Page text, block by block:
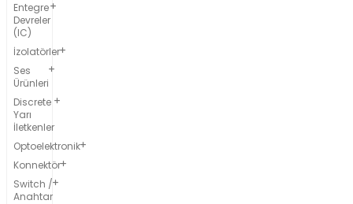
Entegre
Devreler
(IC)
İzolatörler
Ses
Ürünleri
Discrete
Yarı
İletkenler
Optoelektronik
Konnektör
Switch /
Anahtar